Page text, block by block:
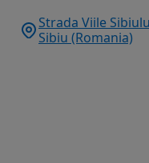
Strada Viile
Sibiu (Romania)